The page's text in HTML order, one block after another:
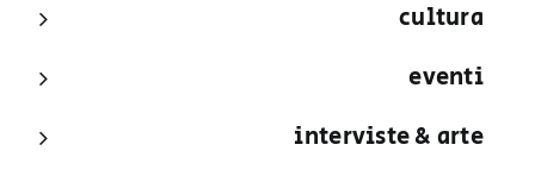
cultura
eventi
interviste & arte